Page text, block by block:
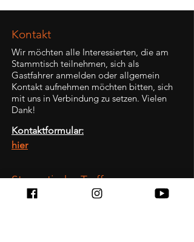
Kontakt
Wir möchten alle Interessierten, die am
Stammtisch teilnehmen, sich als
Gastfahrer anmelden oder allgemein
Kontakt aufnehmen möchten bitten, sich
mit uns in Verbindung zu setzen. Vielen
Dank!
Kontaktformular:
hier
Stammtisch - Treffen
In der Regel am letzten Freitag im Monat!